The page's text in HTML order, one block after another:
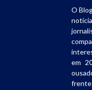
O
em
frente